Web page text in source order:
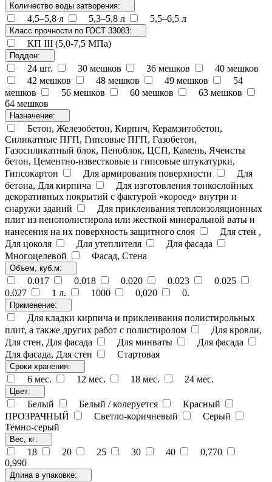
Количество воды затворения:
4,5–5,8 л 5,3–5,8 л 5,5–6,5 л
Класс прочности по ГОСТ 33083:
КП III (5,0-7,5 МПа)
Поддон:
24 шт. 30 мешков 36 мешков
40 мешков
42 мешков
48 мешков 49 мешков
54
мешков
56 мешков 60 мешков
63 мешков
64 мешков
Назначение:
Бетон, Железобетон, Кирпич, Керамзитобетон,
Силикатные ПГП, Гипсовые ПГП, Газобетон,
Газосиликатный блок, Пеноблок, ЦСП, Камень, Ячеисты
бетон, Цементно-известковые и гипсовые штукатурки,
Гипсокартон
Для армирования поверхности
Для
бетона, Для кирпича
Для изготовления тонкослойных
декоративных покрытий с фактурой «короед» внутри и
снаружи зданий
Для приклеивания теплоизоляционных
плит из пенополистирола или жесткой минеральной ваты и
нанесения на их поверхность защитного слоя
Для стен ,
Для цоколя
Для утеплителя
Для фасада
Многоцелевой
Фасад, Стена
Объем, куб.м:
0.017 0.018 0.020 0.023
0.025
0.027
1 л. 1000 0,020 0.
Применение:
Для кладки кирпича и приклеивания полистирольных
плит, а также других работ с полистиролом
Для кровли,
Для стен, Для фасада
Для минваты
Для фасада
Для фасада, Для стен
Стартовая
Сроки хранения:
6 мес. 12 мес. 18 мес. 24 мес.
Цвет:
Белый Белый / колеруется
Красный
ПРОЗРАЧНЫЙ
Светло-коричневый
Серый
Темно-серый
Вес, кг:
18 20 25 30 40
0,770
0,990
Длина в упаковке: